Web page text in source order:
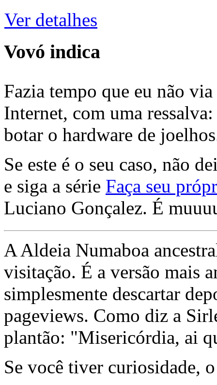
Ver detalhes
Vovó indica
Fazia tempo que eu não
Internet, com uma
botar o hardware de
Se este é o seu caso, não
e siga a série Faça seu
Luciano Gonçalez. É
A Aldeia Numaboa
visitação. É a versão mais
simplesmente descartar
pageviews. Como diz a
plantão: "Misericórdia, ai
Se você tiver curiosidade,